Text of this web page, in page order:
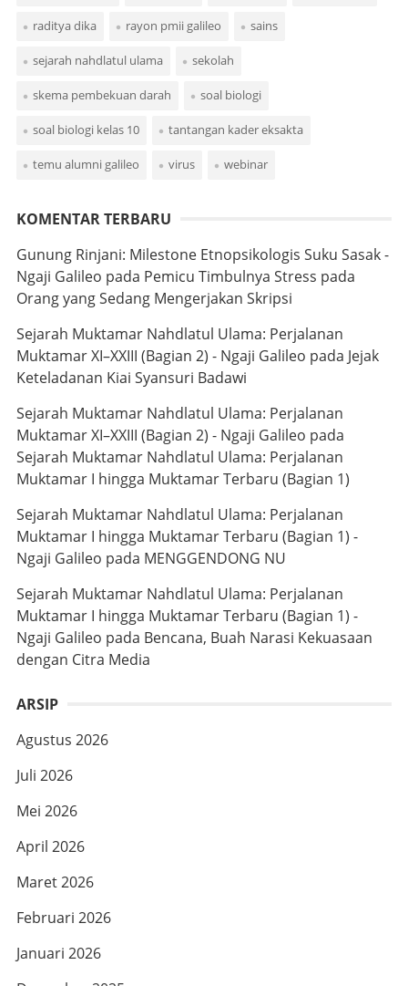
raditya dika rayon pmii galileo sains
sejarah nahdlatul ulama sekolah
skema pembekuan darah soal biologi
soal biologi kelas 10 tantangan kader eksakta
temu alumni galileo virus webinar
KOMENTAR TERBARU
Gunung Rinjani: Milestone Etnopsikologis Suku Sasak -
Ngaji Galileo pada Pemicu Timbulnya Stress pada
Orang yang Sedang Mengerjakan Skripsi
Sejarah Muktamar Nahdlatul Ulama: Perjalanan
Muktamar XI–XXIII (Bagian 2) - Ngaji Galileo pada Jejak
Keteladanan Kiai Syansuri Badawi
Sejarah Muktamar Nahdlatul Ulama: Perjalanan
Muktamar XI–XXIII (Bagian 2) - Ngaji Galileo pada
Sejarah Muktamar Nahdlatul Ulama: Perjalanan
Muktamar I hingga Muktamar Terbaru (Bagian 1)
Sejarah Muktamar Nahdlatul Ulama: Perjalanan
Muktamar I hingga Muktamar Terbaru (Bagian 1) -
Ngaji Galileo pada MENGGENDONG NU
Sejarah Muktamar Nahdlatul Ulama: Perjalanan
Muktamar I hingga Muktamar Terbaru (Bagian 1) -
Ngaji Galileo pada Bencana, Buah Narasi Kekuasaan
dengan Citra Media
ARSIP
Agustus 2026
Juli 2026
Mei 2026
April 2026
Maret 2026
Februari 2026
Januari 2026